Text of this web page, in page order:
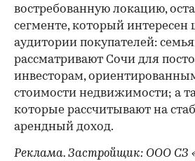
востребованную локацию,
сегменте, который интересен
аудитории покупателей:
рассматривают Сочи для
инвесторам,
стоимости недвижимости; а
которые рассчитывают на
арендный доход.
Реклама. Застройщик: ООО СЗ